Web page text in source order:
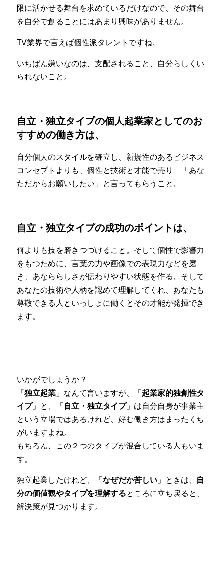
限に活かせる舞台を求めているだけなので、その舞台
を自分で創ることにはあまり興味がありません。
TV業界で言えば個性派タレントですね。
いちばん嫌いなのは、支配されること、自分らしくい
られないこと。
自立・独立タイプの個人起業家としてのお
すすめの働き方は、
自分個人のスタイルを確立し、新規性のあるビジネス
コンセプトよりも、個性と技術と才能で売り、「あな
ただからお願いしたい」と言ってもらうこと。
自立・独立タイプの成功のポイントは、
何よりも技を磨きつづけること。そして個性で影響力
をもつために、言葉の力や画像での表現力などを磨
き、あなららしさが伝わりやすい状態を作る。そして
あなたの技術や人柄を認めて理解してくれ、あなたも
尊敬できる人といっしょに働くとその才能が発揮でき
ます。
いかがでしょうか？
「 独立起業」なんて言いますが、「 起業家的独創性タ
イプ」と、「 自立・独立タイプ」は自分自身が事業主
という立場ではあるけれど、好む働き方はまったくち
がいますよね。
もちろん、この２つのタイプが混合している人もいま
す。
独立起業したけれど、「 なぜだか苦しい」ときは、
自
分の価値観やタイプを理解するところに立ち戻ると、
解決策が見つかります。